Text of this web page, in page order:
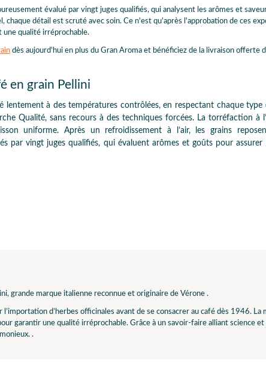
évalué par vingt juges qualifiés, qui analysent les arômes et
chaque détail est scruté avec soin. Ce n'est qu'après l'approbation de ces
qualité irréprochable.
dès aujourd'hui en plus du Gran Aromaet bénéficiez de la livraison offerte
en grain Pellini
lentement à des températures contrôlées, en respectant chaque type
Qualité, sans recours à des techniques forcées. La torréfaction à
uniforme. Après un refroidissement à l’air, les grains
par vingt juges qualifiés, qui évaluent arômes et goûts pour
grande marque italienne reconnue et originaire de Vérone .
d’herbes officinales avant de se consacrer au café dès 1946. La
garantir une qualité irréprochable. Grâce à un savoir-faire alliant science
.